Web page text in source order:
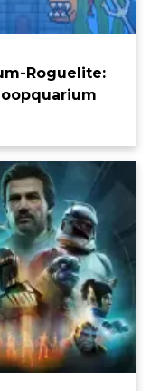
Roguelite: